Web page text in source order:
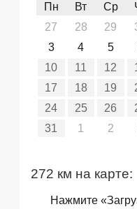
Пн
Вт Ср
27
28 29
3
4 5
10
11 12
17
18 19
24
25 26
31
1 2
272 км на карте:
Нажмите